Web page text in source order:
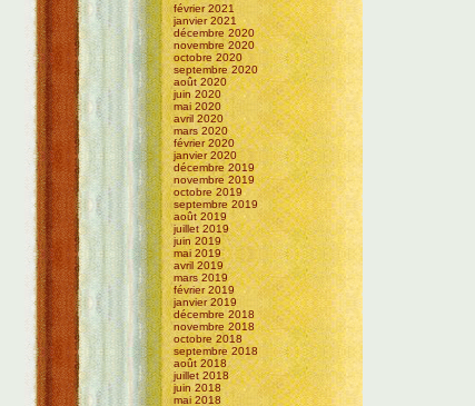
février 2021
janvier 2021
décembre 2020
novembre 2020
octobre 2020
septembre 2020
août 2020
juin 2020
mai 2020
avril 2020
mars 2020
février 2020
janvier 2020
décembre 2019
novembre 2019
octobre 2019
septembre 2019
août 2019
juillet 2019
juin 2019
mai 2019
avril 2019
mars 2019
février 2019
janvier 2019
décembre 2018
novembre 2018
octobre 2018
septembre 2018
août 2018
juillet 2018
juin 2018
mai 2018